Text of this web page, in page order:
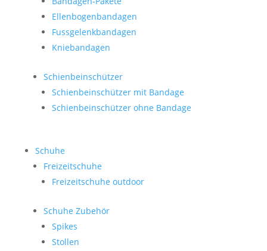
Ellenbogenbandagen
Fussgelenkbandagen
Kniebandagen
Schienbeinschützer
Schienbeinschützer mit Bandage
Schienbeinschützer ohne Bandage
Schuhe
Freizeitschuhe
Freizeitschuhe outdoor
Schuhe Zubehör
Spikes
Stollen